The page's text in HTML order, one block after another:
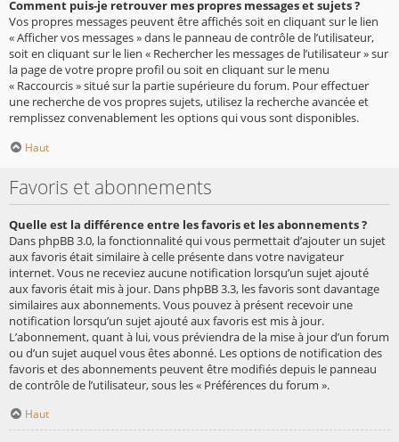
Comment puis-je retrouver mes propres messages et sujets ?
Vos propres messages peuvent être affichés soit en cliquant sur le lien
« Afficher vos messages » dans le panneau de contrôle de l’utilisateur,
soit en cliquant sur le lien « Rechercher les messages de l’utilisateur » sur
la page de votre propre profil ou soit en cliquant sur le menu
« Raccourcis » situé sur la partie supérieure du forum. Pour effectuer
une recherche de vos propres sujets, utilisez la recherche avancée et
remplissez convenablement les options qui vous sont disponibles.
Haut
Favoris et abonnements
Quelle est la différence entre les favoris et les abonnements ?
Dans phpBB 3.0, la fonctionnalité qui vous permettait d’ajouter un sujet
aux favoris était similaire à celle présente dans votre navigateur
internet. Vous ne receviez aucune notification lorsqu’un sujet ajouté
aux favoris était mis à jour. Dans phpBB 3.3, les favoris sont davantage
similaires aux abonnements. Vous pouvez à présent recevoir une
notification lorsqu’un sujet ajouté aux favoris est mis à jour.
L’abonnement, quant à lui, vous préviendra de la mise à jour d’un forum
ou d’un sujet auquel vous êtes abonné. Les options de notification des
favoris et des abonnements peuvent être modifiés depuis le panneau
de contrôle de l’utilisateur, sous les « Préférences du forum ».
Haut